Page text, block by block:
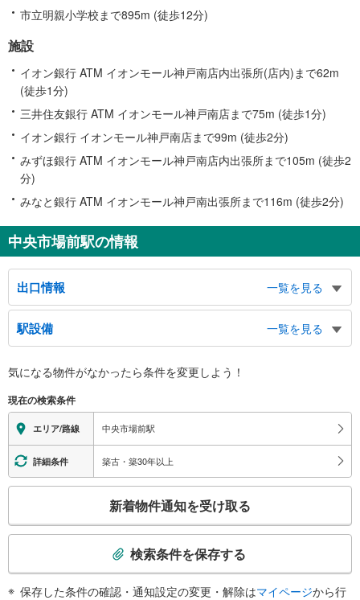
市立明親小学校まで895m (徒歩12分)
施設
イオン銀行 ATM イオンモール神戸南店内出張所(店内)まで62m
(徒歩1分)
三井住友銀行 ATM イオンモール神戸南店まで75m (徒歩1分)
イオン銀行 イオンモール神戸南店まで99m (徒歩2分)
みずほ銀行 ATM イオンモール神戸南店内出張所まで105m (徒歩2
分)
みなと銀行 ATM イオンモール神戸南出張所まで116m (徒歩2分)
中央市場前駅の情報
出口情報
一覧を見る
１出口
中央卸売市場本場、新川運河キャナルプロムナード、兵庫津の道、兵庫津歴史
館「岡方倶楽部」、入江橋、築島橋、中之島２丁目、船大工町、出在家町２丁
目、今出在家町２・４丁目、島上町２丁目、鍛冶屋町２丁目、本町１・２丁
目、西仲町、磯之町、南仲町、神明町、切戸町、西宮内町、門口町、北逆瀬川
町、南逆瀬川町、小河通１丁目、須佐野通１丁目、松原通１丁目、芦原通１丁
目、御崎本町１丁目、バスのりば
２出口
中央卸売市場本場、兵庫突堤、中之島１丁目、島上町１丁目、鍛冶屋町１丁
目、出在家町１丁目、今出在家町１丁目、築地町
駅設備
一覧を見る
※段差なしでの移動経路
地上⇔改札⇔ホーム：○
エレベータ
・ホーム⇔改札
・改札⇔出口１
エスカレータ
《多機能トイレ》
・ＡＥＤ
気になる物件がなかったら条件を変更しよう！
現在の検索条件
エリア/路線 中央市場前駅
詳細条件 築古・築30年以上
検
新着物件通知を受け取る
検索条件を保存する
保存した条件の確認・通知設定の変更・解除はマイページから行